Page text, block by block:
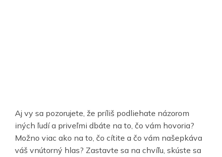
Aj vy sa pozorujete, že príliš podliehate názorom
iných ľudí a priveľmi dbáte na to, čo vám hovoria?
Možno viac ako na to, čo cítite a čo vám našepkáva
váš vnútorný hlas? Zastavte sa na chvíľu, skúste sa